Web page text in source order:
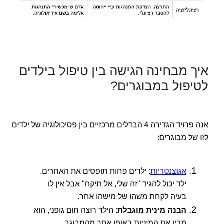
איך מבחינה הגישה בין טיפול בילדים
לטיפול במבוגרים?
אנה פרויד הגדירה 4 הבדלים מרכזיים בין פסיכולוגיה של ילדים
לזו של מבוגרים:
אגוצנטריות: ילדים פחות תופסים את האחרים.
ילד יכול להגיד "זה שלי, אל תיקח" אבל אין לו
בעיה לקחת משהו של מישהו אחר.
הבנה מינית מוגבלת: הילד רוצה חום גופני, הוא